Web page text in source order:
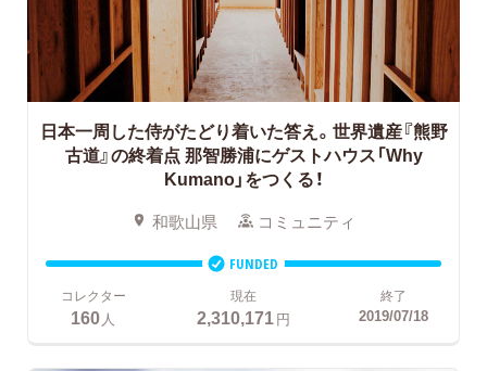
日本一周した侍がたどり着いた答え。世界遺産『熊野
古道』の終着点 那智勝浦にゲストハウス「Why
Kumano」をつくる！
和歌山県 コミュニティ
FUNDED
コレクター
160人
現在
2,310,171円
終了
2019/07/18